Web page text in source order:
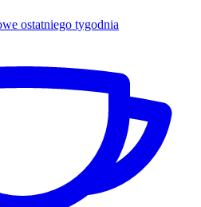
ostatniego tygodnia